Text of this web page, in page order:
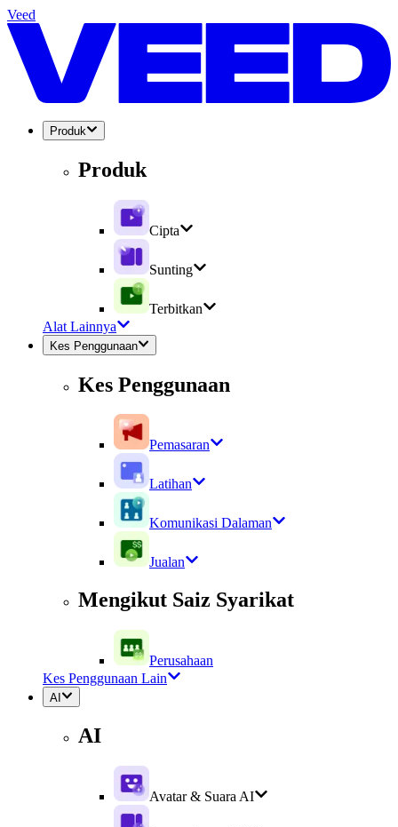
Veed
Produk
Produk
Cipta
Sunting
Terbitkan
Alat Lainnya
Kes Penggunaan
Kes Penggunaan
Pemasaran
Latihan
Komunikasi Dalaman
Jualan
Mengikut Saiz Syarikat
Perusahaan
Kes Penggunaan Lain
AI
AI
Avatar & Suara AI